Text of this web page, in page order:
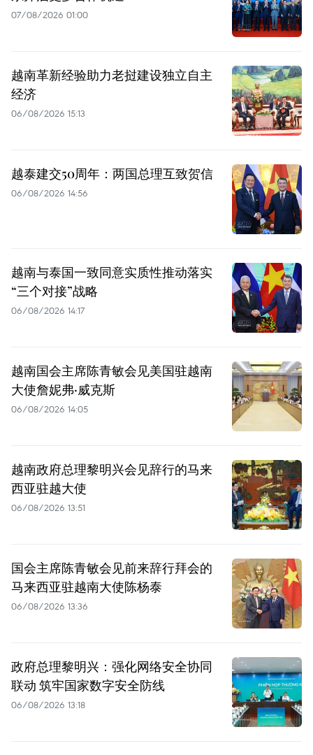
07/08/2026 01:00
越南革新经验助力老挝建设独立自主
经济
06/08/2026 15:13
越泰建交50周年：两国总理互致贺信
06/08/2026 14:56
越南与泰国一致同意实质性推动落实
“三个对接”战略
06/08/2026 14:17
越南国会主席陈青敏会见美国驻越南
大使詹妮弗·威克斯
06/08/2026 14:05
越南政府总理黎明兴会见辞行的马来
西亚驻越大使
06/08/2026 13:51
国会主席陈青敏会见前来辞行拜会的
马来西亚驻越南大使陈杨泰
06/08/2026 13:36
政府总理黎明兴：强化网络安全协同
联动 筑牢国家数字安全防线
06/08/2026 13:18